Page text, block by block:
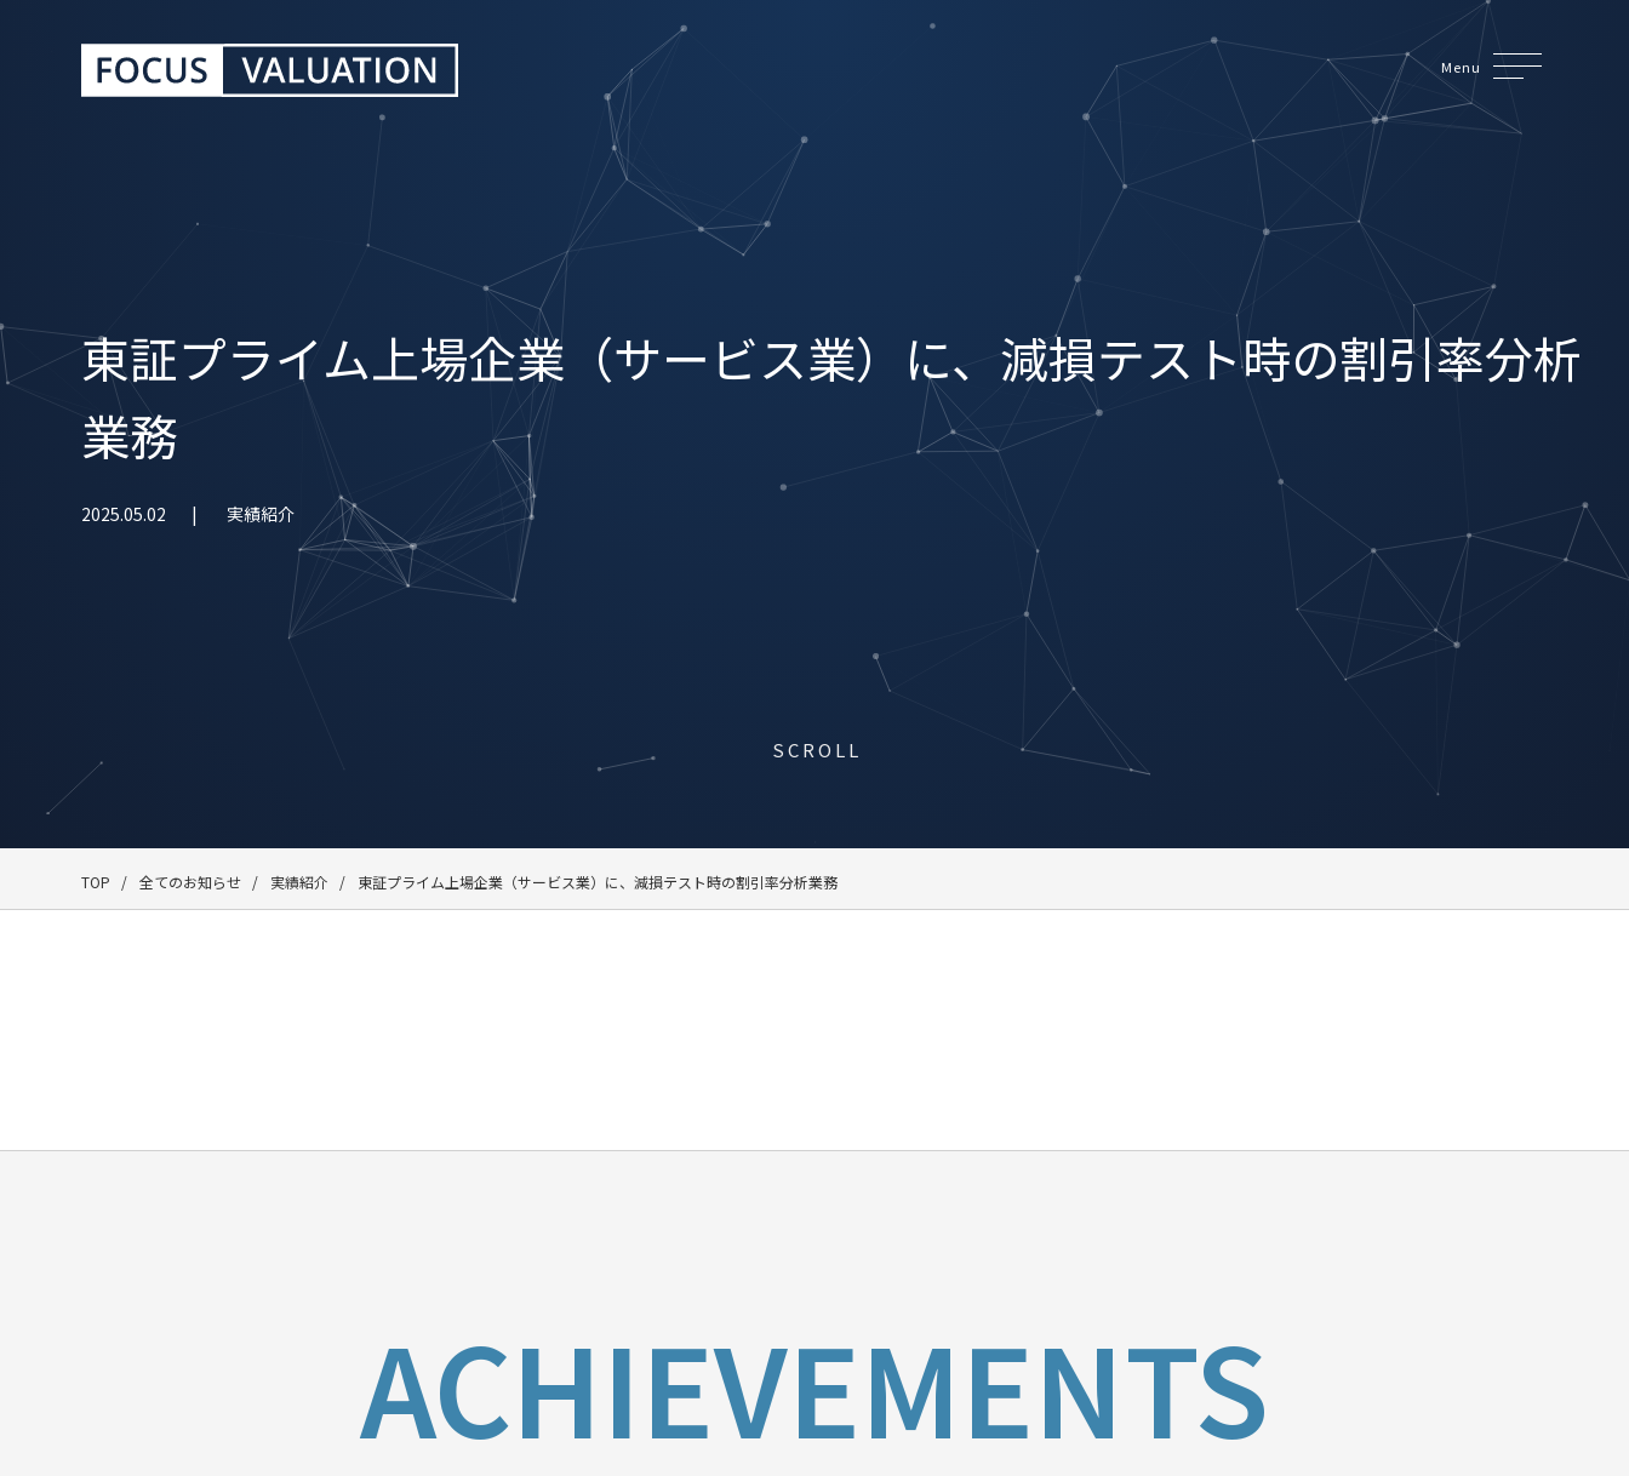
Menu
東証プライム上場企業（サービス業）に、減損テスト時の割引率分析
業務
2025.05.02 実績紹介
SCROLL
TOP 全てのお知らせ 実績紹介 東証プライム上場企業（サービス業）に、減損テスト時の割引率分析業務
ACHIEVEMENTS